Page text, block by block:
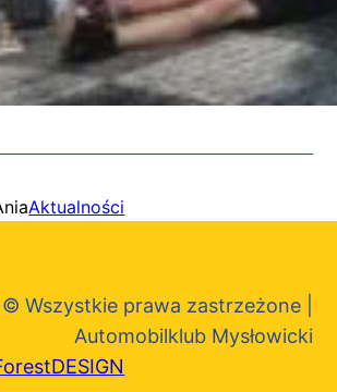
Aktualności
Wszystkie prawa zastrzeżone |
Automobilklub Mysłowicki